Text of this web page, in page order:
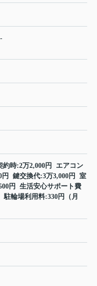
約時:2万2,000円 エアコン
円 鍵交換代:3万3,000円 室
円 生活安心サポート費
輪場利用料:330円（月